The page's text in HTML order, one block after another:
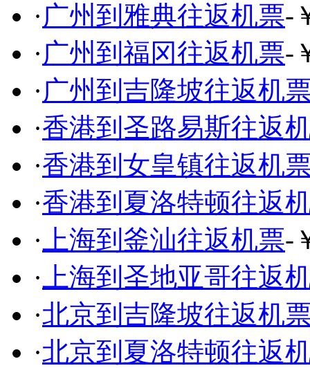
·广州到雅典往返机票-
·广州到福冈往返机票-
·广州到吉隆坡往返机
·香港到圣路易斯往返
·香港到女皇镇往返机
·香港到夏洛特顿往返
· 上海到釜汕往返机票-
· 上海到圣地亚哥往返
·北京到吉隆坡往返机
·北京到夏洛特顿往返